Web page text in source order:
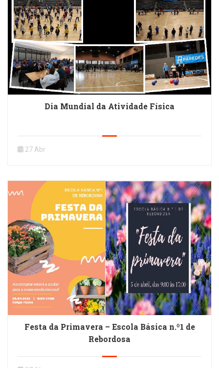
Dia Mundial da Atividade Física
27 Abr
Festa da Primavera – Escola Básica n.º1 de
Rebordosa